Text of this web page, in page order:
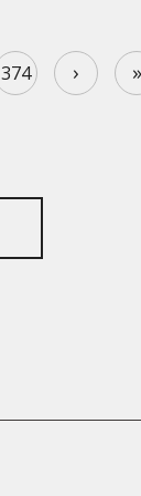
374 › »